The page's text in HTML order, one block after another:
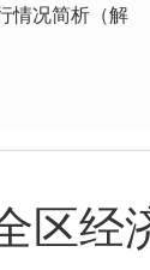
情况简析（解
区经